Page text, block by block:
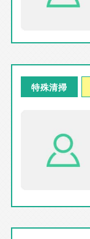
特殊清掃